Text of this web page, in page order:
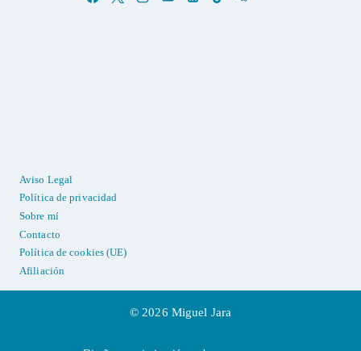
Aviso Legal
Política de privacidad
Sobre mí
Contacto
Política de cookies (UE)
Afiliación
© 2026 Miguel Jara